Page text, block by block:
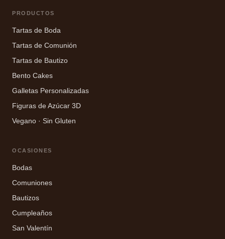
PRODUCTOS
Tartas de Boda
Tartas de Comunión
Tartas de Bautizo
Bento Cakes
Galletas Personalizadas
Figuras de Azúcar 3D
Vegano · Sin Gluten
OCASIONES
Bodas
Comuniones
Bautizos
Cumpleaños
San Valentín